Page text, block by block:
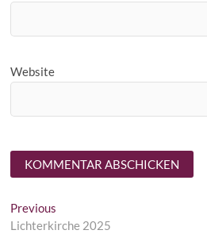
Website
Beitragsnavigation
Previous
post:
Lichterkirche 2025